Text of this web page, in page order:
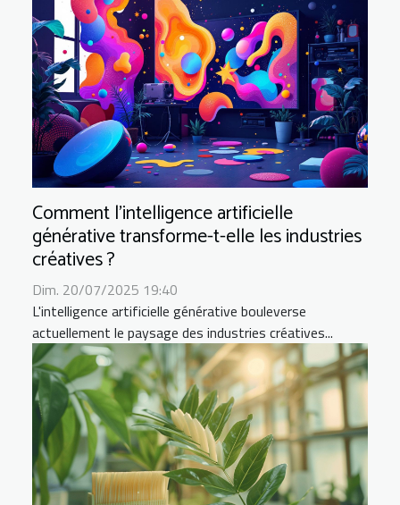
Comment l'intelligence artificielle
générative transforme-t-elle les industries
créatives ?
Dim. 20/07/2025 19:40
L'intelligence artificielle générative bouleverse
actuellement le paysage des industries créatives...